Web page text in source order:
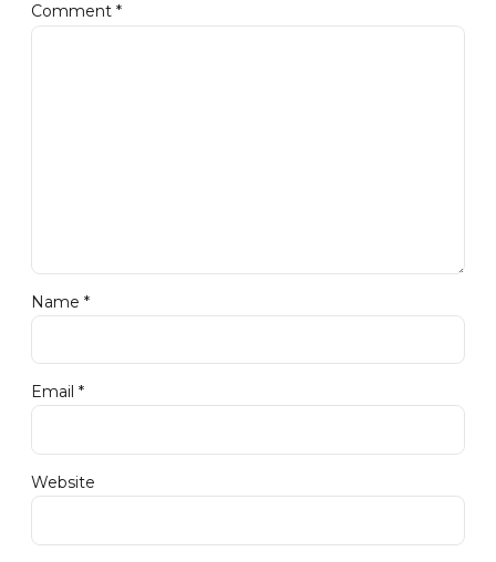
Comment *
Name *
Email *
Website